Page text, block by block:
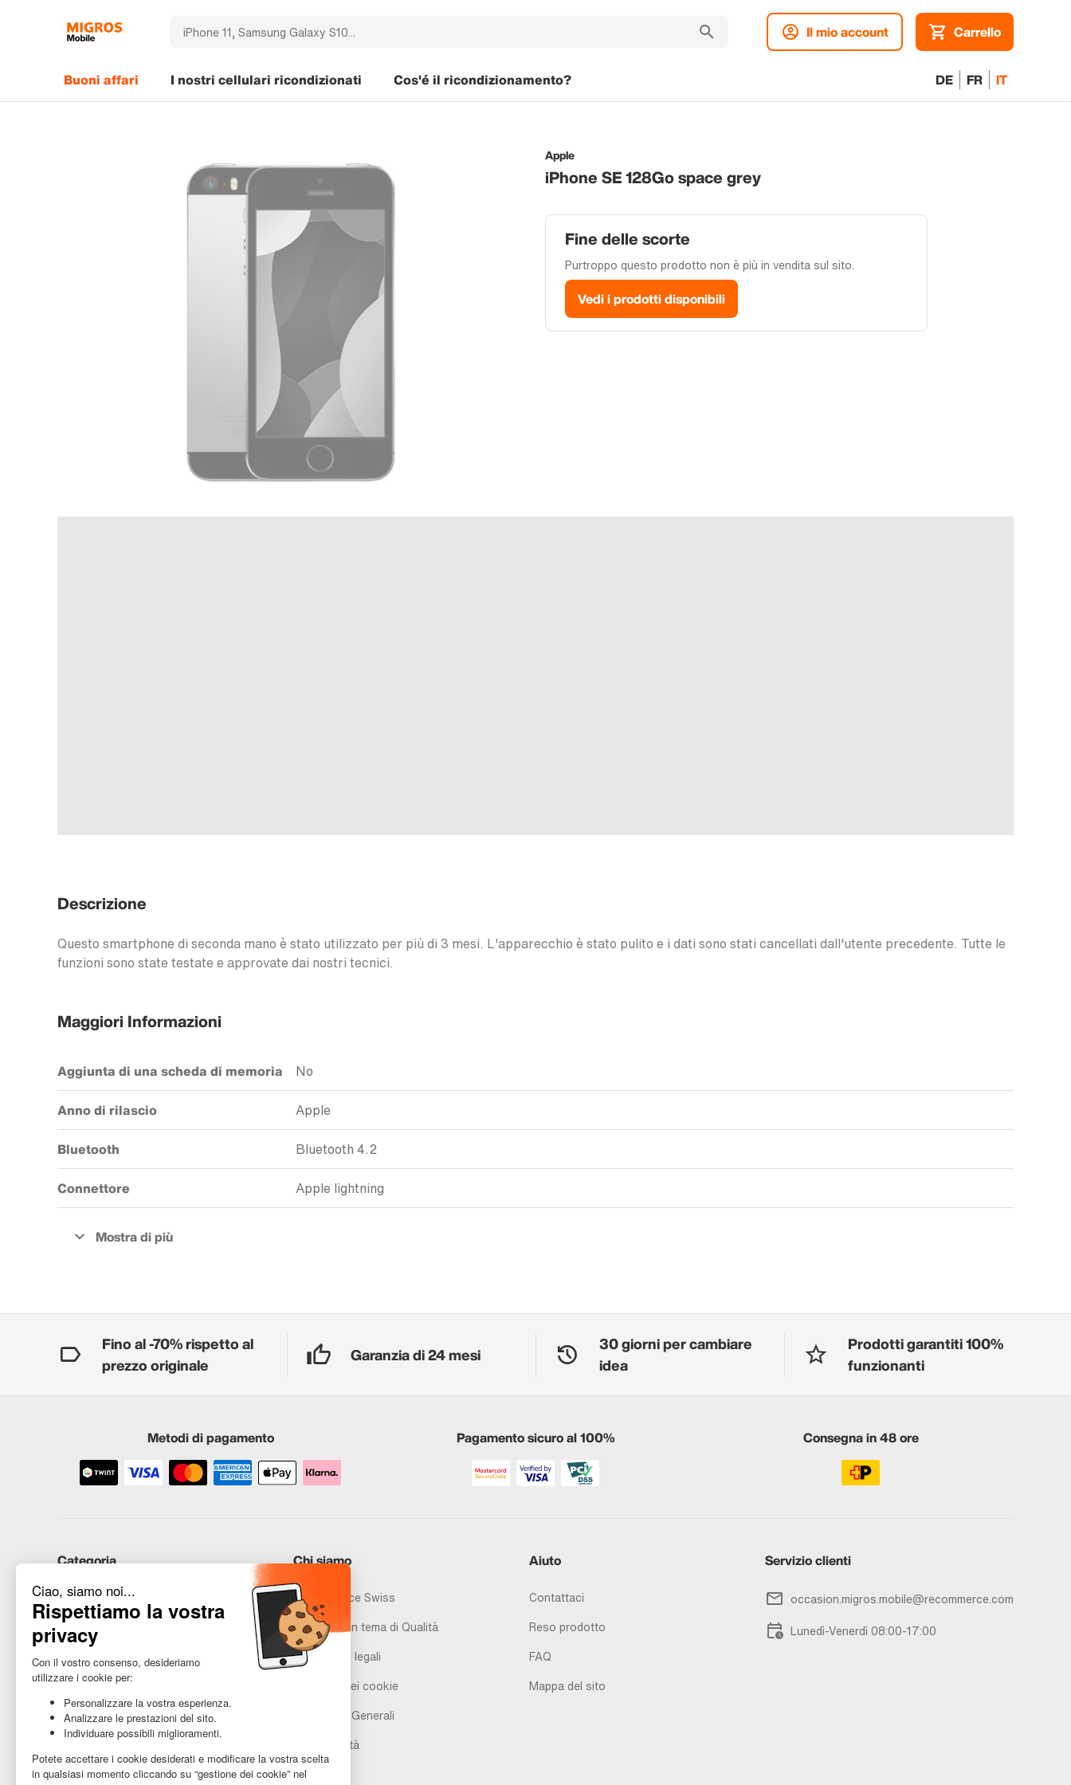
Il mio account Carrello
DE FR IT
Buoni affari I nostri cellulari ricondizionati Cos'é il ricondizionamento?
Apple
iPhone SE 128Go space grey
Fine delle scorte
Purtroppo questo prodotto non è più in vendita sul sito.
Vedi i prodotti disponibili
Descrizione
Questo smartphone di seconda mano è stato utilizzato per più di 3 mesi. L'apparecchio è stato pulito e i dati sono stati cancellati dall'utente precedente. Tutte le
funzioni sono state testate e approvate dai nostri tecnici.
Maggiori Informazioni
Aggiunta di una scheda di memoria No
Anno di rilascio Apple
Bluetooth Bluetooth 4.2
Connettore Apple lightning
Fino al -70% rispetto al
prezzo originale
Garanzia di 24 mesi
30 giorni per cambiare
idea
Prodotti garantiti 100%
funzionanti
Metodi di pagamento Pagamento sicuro al 100% Consegna in 48 ore
Categoria
iPhone
Samsung
Huawei
Hai bisogno di aiuto?
Chi siamo
Recommerce Swiss
Promesse in tema di Qualità
Avvertenze legali
Gestione dei cookie
Condizioni Generali
Accessibilità
Aiuto
Contattaci
Reso prodotto
FAQ
Mappa del sito
Servizio clienti
occasion.migros.mobile@recommerce.com
Lunedì-Venerdì 08:00-17:00